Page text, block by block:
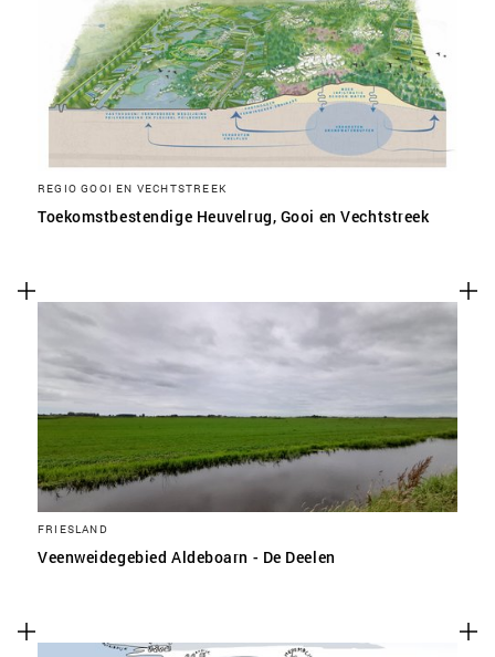
REGIO GOOI EN VECHTSTREEK
Toekomstbestendige Heuvelrug, Gooi en Vechtstreek
FRIESLAND
Veenweidegebied Aldeboarn - De Deelen